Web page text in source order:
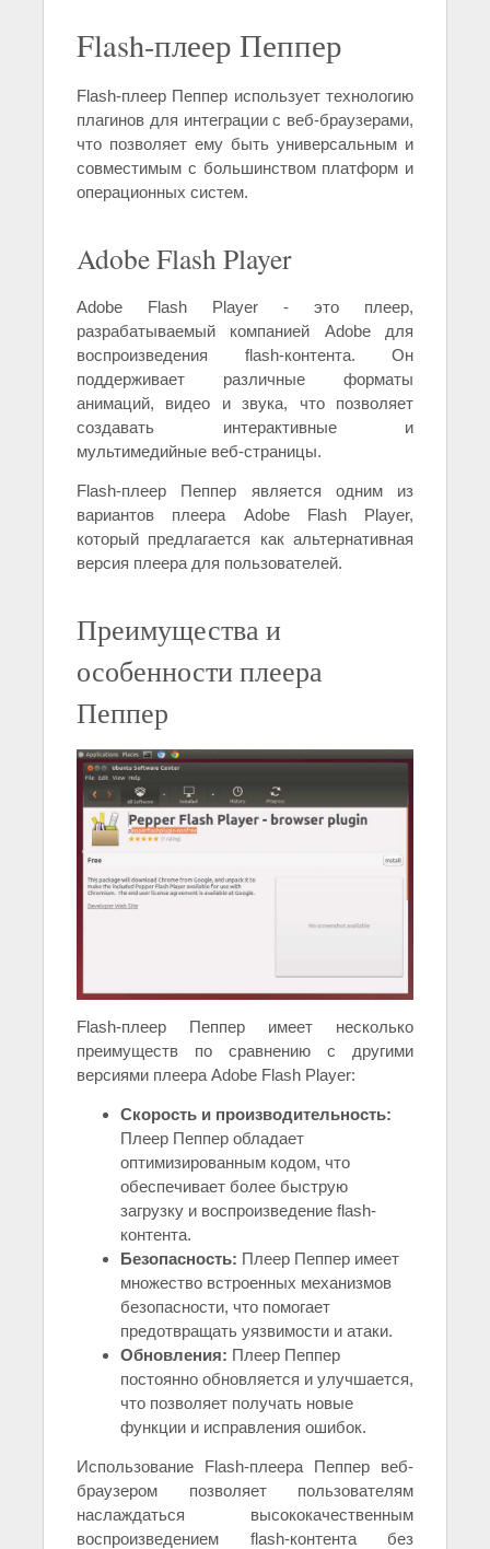
Flash-плеер Пеппер
Flash-плеер Пеппер использует технологию
плагинов для интеграции с веб-браузерами,
что позволяет ему быть универсальным и
совместимым с большинством платформ и
операционных систем.
Adobe Flash Player
Adobe Flash Player - это плеер,
разрабатываемый компанией Adobe для
воспроизведения flash-контента. Он
поддерживает различные форматы
анимаций, видео и звука, что позволяет
создавать интерактивные и
мультимедийные веб-страницы.
Flash-плеер Пеппер является одним из
вариантов плеера Adobe Flash Player,
который предлагается как альтернативная
версия плеера для пользователей.
Преимущества и
особенности плеера
Пеппер
Flash-плеер Пеппер имеет несколько
преимуществ по сравнению с другими
версиями плеера Adobe Flash Player:
Скорость и производительность:
Плеер Пеппер обладает
оптимизированным кодом, что
обеспечивает более быструю
загрузку и воспроизведение flash-
контента.
Безопасность: Плеер Пеппер имеет
множество встроенных механизмов
безопасности, что помогает
предотвращать уязвимости и атаки.
Обновления: Плеер Пеппер
постоянно обновляется и улучшается,
что позволяет получать новые
функции и исправления ошибок.
Использование Flash-плеера Пеппер веб-
браузером позволяет пользователям
наслаждаться высококачественным
воспроизведением flash-контента без